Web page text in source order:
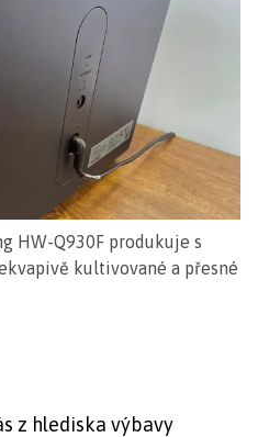
HW-Q930F produkuje s
kultivované a přesné
z hlediska výbavy